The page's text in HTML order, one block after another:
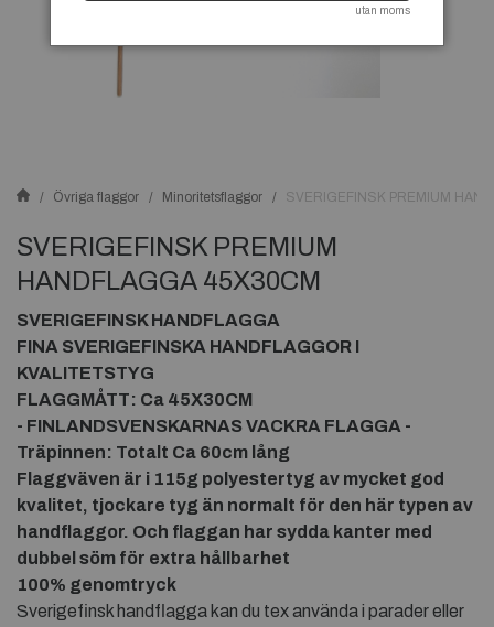
Övriga flaggor Minoritetsflaggor SVERIGEFINSK PREMIUM
SVERIGEFINSK PREMIUM
HANDFLAGGA 45X30CM
SVERIGEFINSK HANDFLAGGA
FINA SVERIGEFINSKA HANDFLAGGOR I
KVALITETSTYG
FLAGGMÅTT: Ca 45X30CM
- FINLANDSVENSKARNAS VACKRA FLAGGA -
Träpinnen: Totalt Ca 60cm lång
Flaggväven är i 115g polyestertyg av mycket god
kvalitet, tjockare tyg än normalt för den här typen av
handflaggor. Och flaggan har sydda kanter med
dubbel söm för extra hållbarhet
100% genomtryck
Sverigefinsk handflagga kan du tex använda i parader eller
utan moms